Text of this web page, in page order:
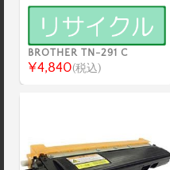
BROTHER TN-291 C
¥4,840(税込)